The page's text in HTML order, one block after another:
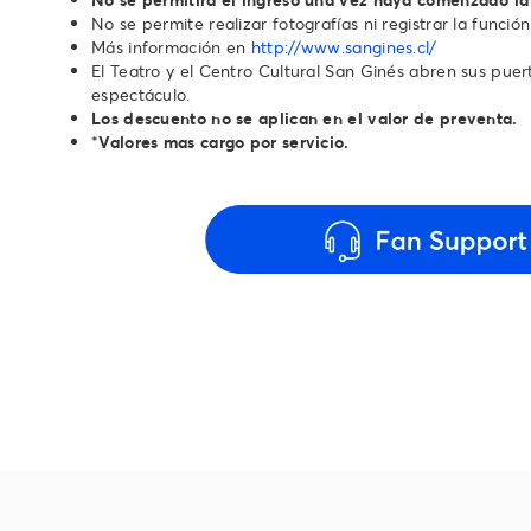
No se permite realizar fotografías ni registrar la función
Más información en http://www.sangines.cl/
El Teatro y el Centro Cultural San Ginés abren sus
espectáculo.
Los descuento no se aplican en el valor de preventa.
*Valores mas cargo por servicio.